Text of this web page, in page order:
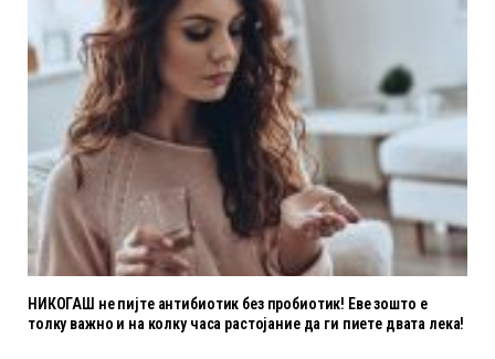
НИКОГАШ не пијте антибиотик без пробиотик! Еве зошто е
толку важно и на колку часа растојание да ги пиете двата лека!